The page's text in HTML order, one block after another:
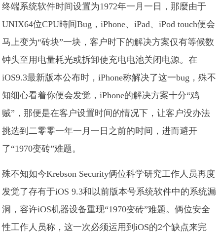
终端系统软件时间设置为1972年一月一日，那麼由于
UNIX64位CPU時间Bug，iPhone、iPad、iPod touch便会
马上变为“砖块”一块，客户时下的解决方案仅有等候数
钟头至用电量耗光或拆卸使充电电池关闭电源。在
iOS9.3最新版本公布时，iPhone称解决了这一bug，殊不
知细心看着你便会发觉，iPhone的解决方案十分“鸡
贼”，那便是在客户设置时间的情况下，让客户没办法
挑选到二零零一年一月一日之前的时间，进而避开
了“1970变砖”难题。
殊不知如今Krebson Security俩位科学研究工作人员再度
发觉了存有于iOS 9.3和以前版本号系统软件中的系统漏
洞，容许iOS机器设备重现“1970变砖”难题。俩位安全
性工作人员称，这一次必须运用到iOS的2个缺点来完